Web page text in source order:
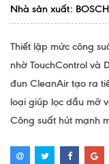
Nhà sản xuất: BOSCH
Thiết lập mức công
nhờ TouchControl và
đun CleanAir tạo ra
loại giúp lọc dầu mỡ
Công suất hút mạnh